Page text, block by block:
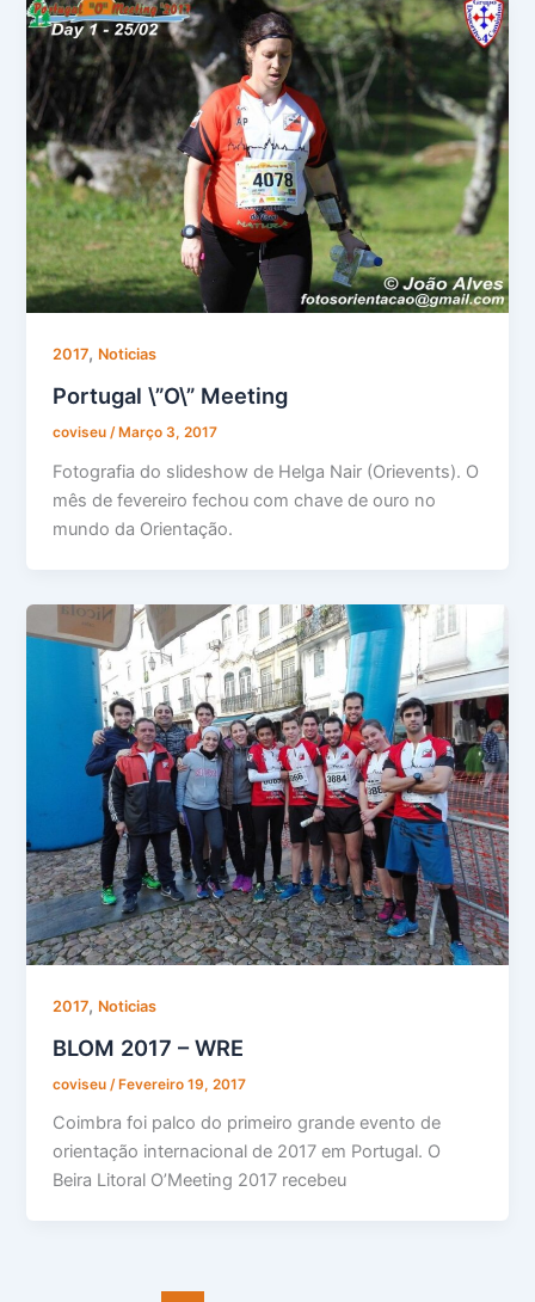
2017, Noticias
Portugal \”O\” Meeting
coviseu/ Março 3, 2017
Fotografia do slideshow de Helga Nair (Orievents). O
mês de fevereiro fechou com chave de ouro no
mundo da Orientação.
2017, Noticias
BLOM 2017 – WRE
coviseu /Fevereiro 19, 2017
Coimbra foi palco do primeiro grande evento de
orientação internacional de 2017 em Portugal. O
Beira Litoral O’Meeting 2017 recebeu